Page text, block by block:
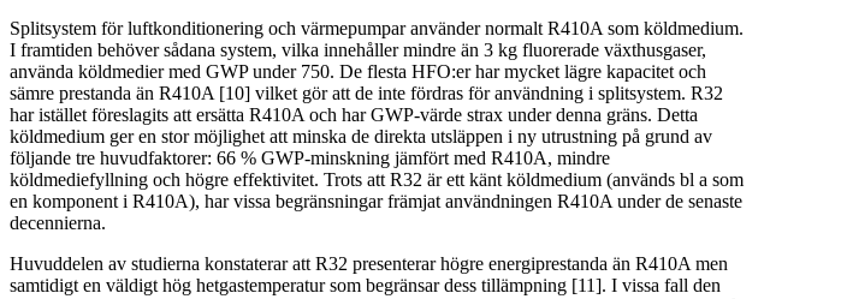
Splitsystem för luftkonditionering och värmepumpar använder normalt R410A som köldmedium.
I framtiden behöver sådana system, vilka innehåller mindre än 3 kg fluorerade växthusgaser,
använda köldmedier med GWP under 750. De flesta HFO:er har mycket lägre kapacitet och
sämre prestanda än R410A [10] vilket gör att de inte fördras för användning i splitsystem. R32
har istället föreslagits att ersätta R410A och har GWP-värde strax under denna gräns. Detta
köldmedium ger en stor möjlighet att minska de direkta utsläppen i ny utrustning på grund av
följande tre huvudfaktorer: 66 % GWP-minskning jämfört med R410A, mindre
köldmediefyllning och högre effektivitet. Trots att R32 är ett känt köldmedium (används bl a som
en komponent i R410A), har vissa begränsningar främjat användningen R410A under de senaste
decennierna.
Huvuddelen av studierna konstaterar att R32 presenterar högre energiprestanda än R410A men
samtidigt en väldigt hög hetgastemperatur som begränsar dess tillämpning [11]. I vissa fall den